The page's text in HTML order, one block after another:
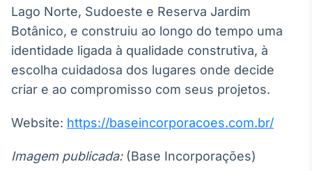
Lago Norte, Sudoeste e Reserva Jardim
Botânico, e construiu ao longo do tempo uma
identidade ligada à qualidade construtiva, à
escolha cuidadosa dos lugares onde decide
criar e ao compromisso com seus projetos.
Website: https://baseincorporacoes.com.br/
Imagem publicada:(Base Incorporações)